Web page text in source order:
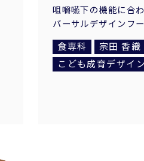
咀嚼嚥下の機能に合
バーサルデザインフ
食専科
宗田 香織
こども成育デザイン